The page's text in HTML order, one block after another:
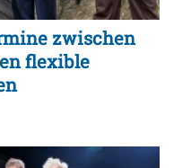
zwischen
flexible